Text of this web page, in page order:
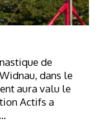
de
dans le
aura valu le
Actifs a